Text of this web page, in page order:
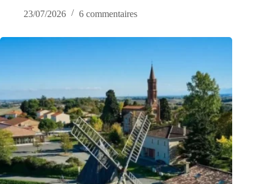
23/07/2026
6 commentaires